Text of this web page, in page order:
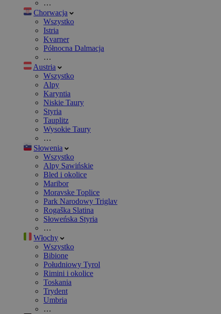
…
Chorwacja
Wszystko
Istria
Kvarner
Północna Dalmacja
…
Austria
Wszystko
Alpy
Karyntia
Niskie Taury
Styria
Tauplitz
Wysokie Taury
…
Słowenia
Wszystko
Alpy Sawińskie
Bled i okolice
Maribor
Moravske Toplice
Park Narodowy Triglav
Rogaška Slatina
Słoweńska Styria
…
Włochy
Wszystko
Bibione
Południowy Tyrol
Rimini i okolice
Toskania
Trydent
Umbria
…